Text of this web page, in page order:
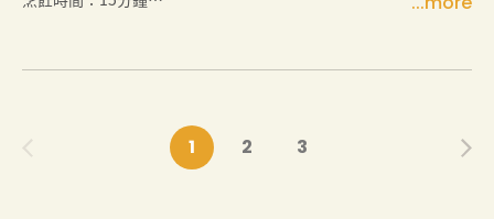
這是一道美味且簡單的漢堡食譜，使用 American Her
1 2 3